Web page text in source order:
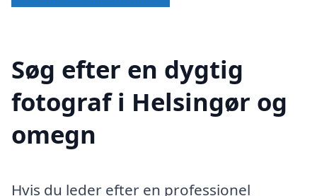
Søg efter en dygtig
fotograf i Helsingør og
omegn
Hvis du leder efter en professionel